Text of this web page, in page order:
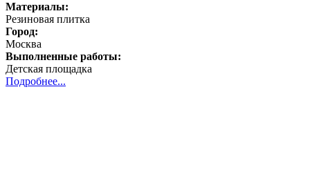
Материалы:
Резиновая плитка
Город:
Москва
Выполненные работы:
Детская площадка
Подробнее...